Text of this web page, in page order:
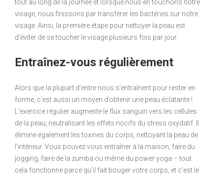
tout au long de la journée et lorsque nous en touchons notre
visage, nous finissons par transférer les bactéries sur notre
visage. Ainsi, la première étape pour nettoyer la peau est
d’éviter de se toucher le visage plusieurs fois par jour.
Entraînez-vous régulièrement
Alors que la plupart d’entre nous s’entraînent pour rester en
forme, c’est aussi un moyen d’obtenir une peau éclatante !
L’exercice régulier augmente le flux sanguin vers les cellules
de la peau, neutralisant les effets nocifs du stress oxydatif. Il
élimine également les toxines du corps, nettoyant la peau de
l’intérieur. Vous pouvez vous entraîner à la maison, faire du
jogging, faire de la zumba ou même du power yoga – tout
cela fonctionne parce qu’il fait bouger votre corps, et c’est le